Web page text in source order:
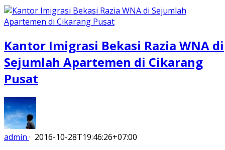
Kantor Imigrasi Bekasi Razia WNA di
Sejumlah Apartemen di Cikarang
Pusat
admin · 2016-10-28T19:46:26+07:00